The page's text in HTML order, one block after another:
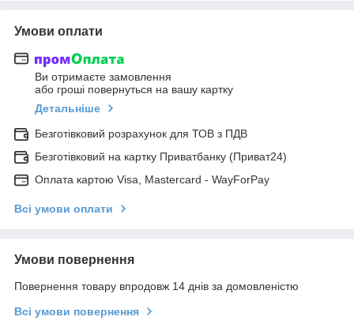
Умови оплати
Ви отримаєте замовлення
або гроші повернуться на вашу картку
Детальніше
Безготівковий розрахунок для ТОВ з ПДВ
Безготівковий на картку Приватбанку (Приват24)
Оплата картою Visa, Mastercard - WayForPay
Всі умови оплати
Умови повернення
Повернення товару впродовж 14 днів за домовленістю
Всі умови повернення